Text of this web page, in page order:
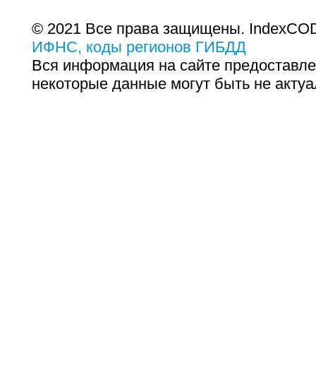
© 2021 Все права защищены.
ИФНС, коды регионов ГИБДД
Вся информация на сайте
некоторые данные могут быть не